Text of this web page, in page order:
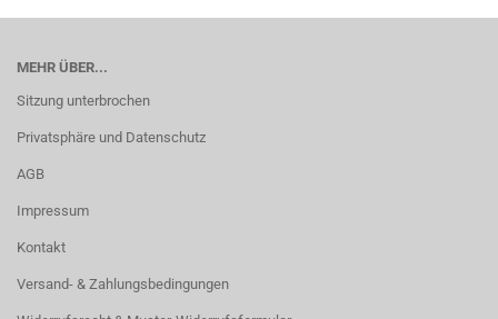
MEHR ÜBER...
Sitzung unterbrochen
Privatsphäre und Datenschutz
AGB
Impressum
Kontakt
Versand- & Zahlungsbedingungen